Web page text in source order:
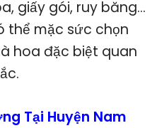
giấy gói, ruy băng…
thể mặc sức chọn
hoa đặc biệt quan
Tại Huyện Nam